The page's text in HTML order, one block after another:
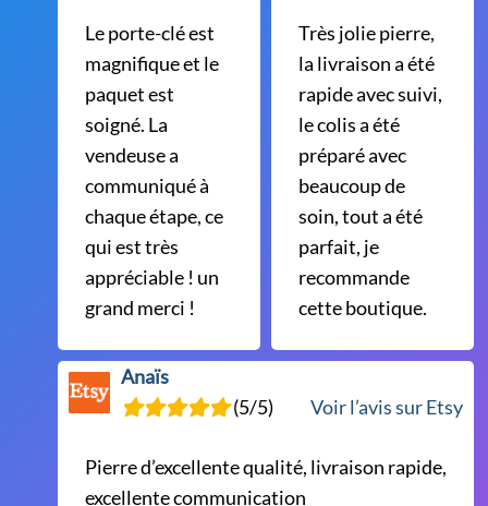
Le porte-clé est
magnifique et le
paquet est
soigné. La
vendeuse a
communiqué à
chaque étape, ce
qui est très
appréciable ! un
grand merci !
Très jolie pierre,
la livraison a été
rapide avec suivi,
le colis a été
préparé avec
beaucoup de
soin, tout a été
parfait, je
recommande
cette boutique.
Anaïs
(5/5)
Voir l’avis sur Etsy
Pierre d’excellente qualité, livraison rapide,
excellente communication